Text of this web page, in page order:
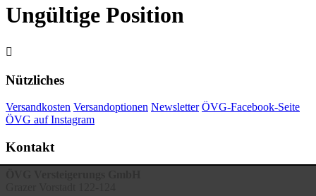
Ungültige Position

Nützliches
Versandkosten Versandoptionen Newsletter ÖVG-Facebook-Seite
ÖVG auf Instagram
Kontakt